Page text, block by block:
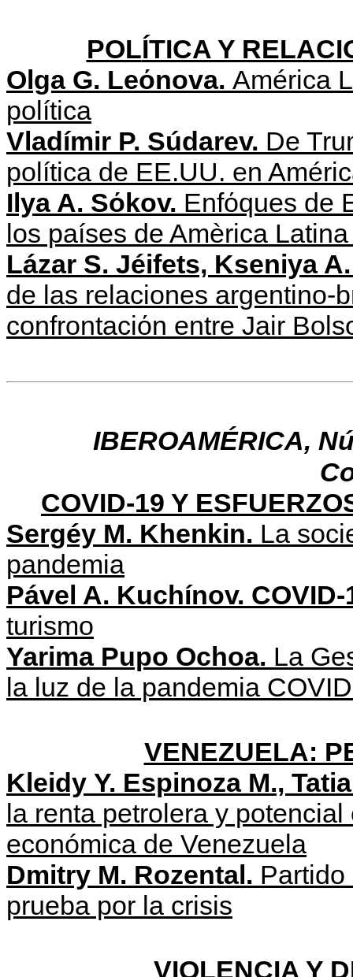
POLÍTICA Y
Olga G. Leόnova. América
política
Vladímir P. Súdarev. De
política de EE.UU. en
Ilya A. Sόkov. Enfόques de
los países de Amèrica
Lázar S. Jéifets, Kseniya
de las relaciones argentino-
confrontaciόn entre Jair
IBEROAMÉRICA,
COVID-19 Y
Sergéy M. Khenkin. La
pandemia
Pável A. Kuchínov. COVID-
turismo
Yarima Pupo Ochoa. La
la luz de la pandemia
VENEZUELA:
Kleidy Y. Espinoza M.,
la renta petrolera y
económica de Venezuela
Dmitry M. Rozental.
prueba por la crisis
VIOLENCIA Y